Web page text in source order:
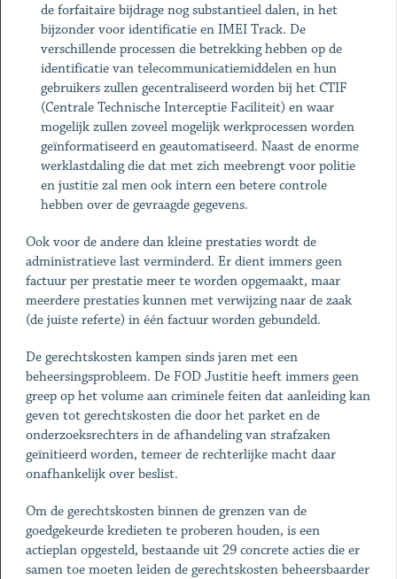
de forfaitaire bijdrage nog substantieel dalen, in het
bijzonder voor identificatie en IMEI Track. De
verschillende processen die betrekking hebben op de
identificatie van telecommunicatiemiddelen en hun
gebruikers zullen gecentraliseerd worden bij het CTIF
(Centrale Technische Interceptie Faciliteit) en waar
mogelijk zullen zoveel mogelijk werkprocessen worden
geïnformatiseerd en geautomatiseerd. Naast de enorme
werklastdaling die dat met zich meebrengt voor politie
en justitie zal men ook intern een betere controle
hebben over de gevraagde gegevens.
Ook voor de andere dan kleine prestaties wordt de
administratieve last verminderd. Er dient immers geen
factuur per prestatie meer te worden opgemaakt, maar
meerdere prestaties kunnen met verwijzing naar de zaak
(de juiste referte) in één factuur worden gebundeld.
De gerechtskosten kampen sinds jaren met een
beheersingsprobleem. De FOD Justitie heeft immers geen
greep op het volume aan criminele feiten dat aanleiding kan
geven tot gerechtskosten die door het parket en de
onderzoeksrechters in de afhandeling van strafzaken
geïnitieerd worden, temeer de rechterlijke macht daar
onafhankelijk over beslist.
Om de gerechtskosten binnen de grenzen van de
goedgekeurde kredieten te proberen houden, is een
actieplan opgesteld, bestaande uit 29 concrete acties die er
samen toe moeten leiden de gerechtskosten beheersbaarder